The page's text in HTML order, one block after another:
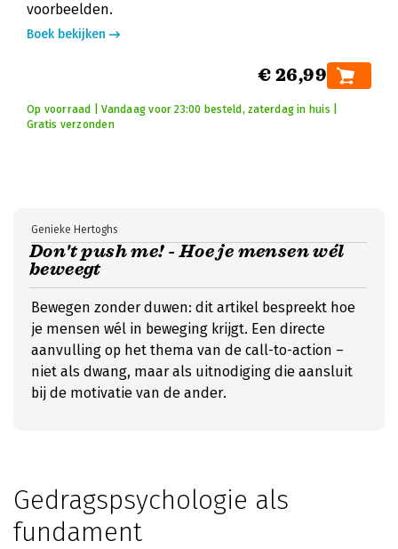
voorbeelden.
Boek bekijken
€ 26,99
Op voorraad | Vandaag voor 23:00 besteld, zaterdag in huis |
Gratis verzonden
Don't push me! - Hoe je mensen wél
beweegt
Genieke Hertoghs
Bewegen zonder duwen: dit artikel bespreekt hoe
je mensen wél in beweging krijgt. Een directe
aanvulling op het thema van de call-to-action –
niet als dwang, maar als uitnodiging die aansluit
bij de motivatie van de ander.
Gedragspsychologie als
fundament